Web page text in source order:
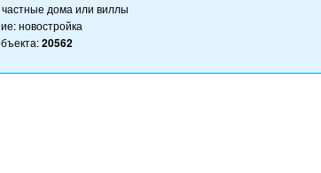
дома или виллы
новостройка
20562